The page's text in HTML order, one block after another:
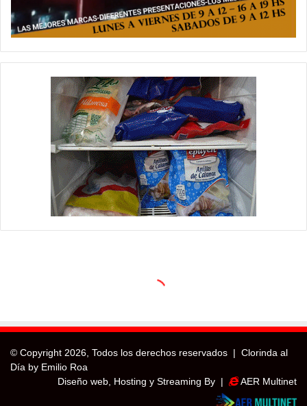
© Copyright 2026, Todos los derechos reservados | Clorinda al
Día by Emilio Roa
Diseño web, Hosting y Streaming By |
AER Multinet